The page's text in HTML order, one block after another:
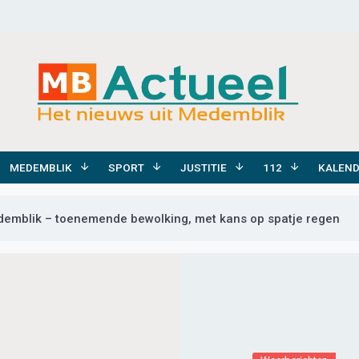
MEDEMBLIK SPORT JUSTITIE 112
– toenemende bewolking, met kans op spatje regen